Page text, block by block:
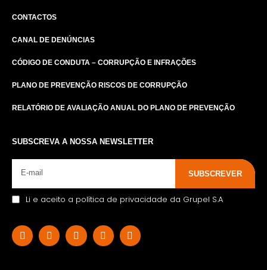
CONTACTOS
CANAL DE DENÚNCIAS
CÓDIGO DE CONDUTA – CORRUPÇÃO E INFRAÇÕES
PLANO DE PREVENÇÃO RISCOS DE CORRUPÇÃO
RELATÓRIO DE AVALIAÇÃO ANUAL DO PLANO DE PREVENÇÃO
SUBSCREVA A NOSSA NEWSLETTER
SUBSCREVER
Li e aceito a política de privacidade da Grupel S.A